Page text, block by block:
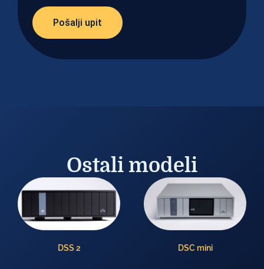
Pošalji upit
Ostali modeli
DSS 2 DSC mini